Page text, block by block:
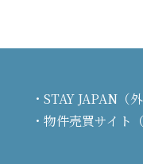
STAY JAPAN（
物件売買サイト